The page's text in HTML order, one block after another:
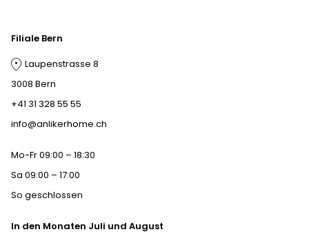
Filiale Bern
Laupenstrasse 8
3008 Bern
+41 31 328 55 55
info@anlikerhome.ch
Mo-Fr 09:00 – 18:30
Sa 09:00 – 17:00
So geschlossen
In den Monaten Juli und August